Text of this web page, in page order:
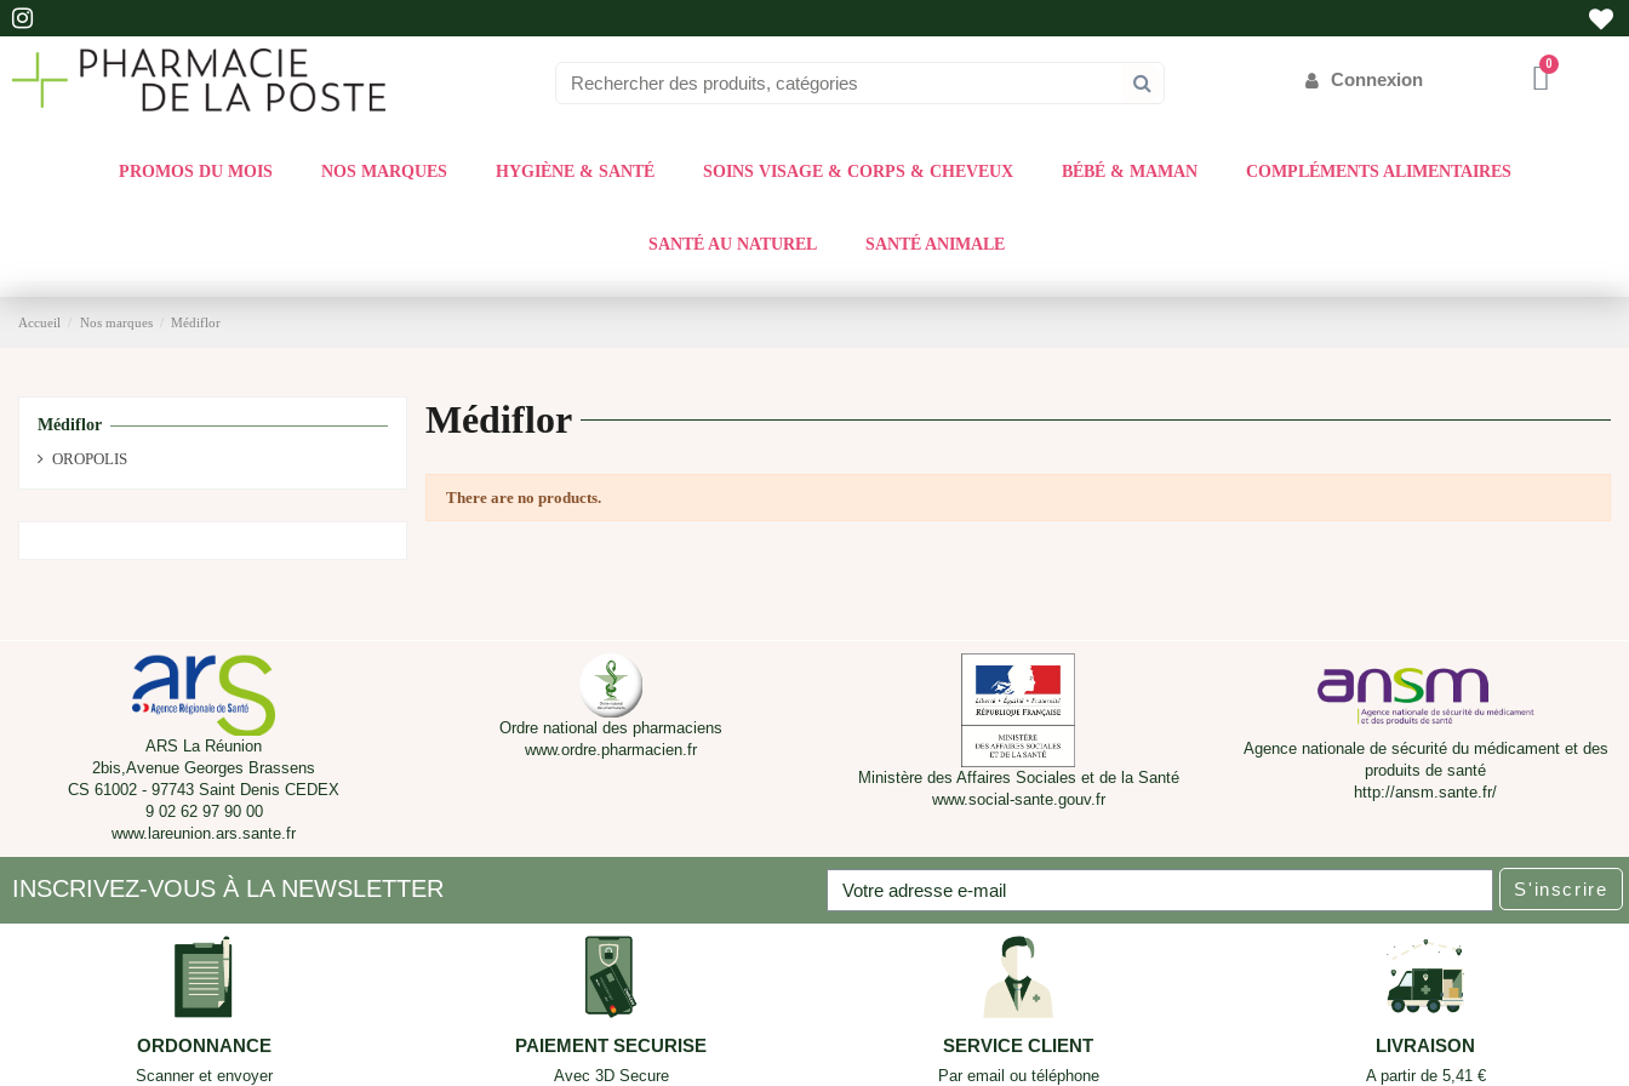
Connexion
PROMOS DU MOIS NOS MARQUES HYGIÈNE & SANTÉ SOINS VISAGE & CORPS & CHEVEUX BÉBÉ & MAMAN COMPLÉMENTS ALIMENTAIRES
SANTÉ AU NATUREL SANTÉ ANIMALE
Accueil Nos marques Médiflor
Médiflor
There are no products.
Médiflor
OROPOLIS
ARS La Réunion
2bis,Avenue Georges Brassens
CS 61002 - 97743 Saint Denis CEDEX
9 02 62 97 90 00
www.lareunion.ars.sante.fr
Ordre national des pharmaciens
www.ordre.pharmacien.fr
Ministère des Affaires Sociales et de la Santé
www.social-sante.gouv.fr
Agence nationale de sécurité du médicament et des
produits de santé
http://ansm.sante.fr/
INSCRIVEZ-VOUS À LA NEWSLETTER S'inscrire
ORDONNANCE
Scanner et envoyer
PAIEMENT SECURISE
Avec 3D Secure
SERVICE CLIENT
Par email ou téléphone
LIVRAISON
A partir de 5,41 €